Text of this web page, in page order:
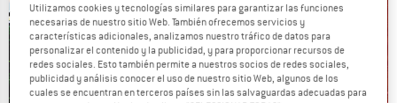
Utilizamos cookies y tecnologías similares para garantizar las funciones
necesarias de nuestro sitio Web. También ofrecemos servicios y
características adicionales, analizamos nuestro tráfico de datos para
personalizar el contenido y la publicidad, y para proporcionar recursos de
redes sociales. Esto también permite a nuestros socios de redes sociales,
publicidad y análisis conocer el uso de nuestro sitio Web, algunos de los
cuales se encuentran en terceros países sin las salvaguardas adecuadas para